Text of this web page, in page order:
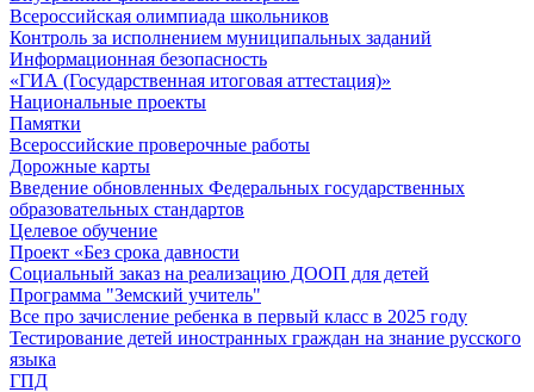
Всероссийская олимпиада школьников
Контроль за исполнением муниципальных заданий
Информационная безопасность
«ГИА (Государственная итоговая аттестация)»
Национальные проекты
Памятки
Всероссийские проверочные работы
Дорожные карты
Введение обновленных Федеральных государственных
образовательных стандартов
Целевое обучение
Проект «Без срока давности
Социальный заказ на реализацию ДООП для детей
Программа "Земский учитель"
Все про зачисление ребенка в первый класс в 2025 году
Тестирование детей иностранных граждан на знание русского
языка
ГПД